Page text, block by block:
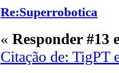
Re:Superrobotica
« Responder #13
Citação de: TigPT